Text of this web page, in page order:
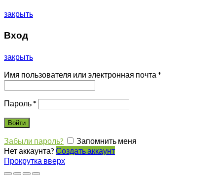
закрыть
Вход
закрыть
Имя пользователя или электронная почта *
Пароль*
Войти
Забыли пароль?
Запомнить меня
Нет аккаунта? Создать аккаунт
Прокрутка вверх